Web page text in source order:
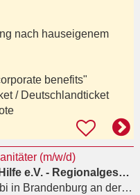
nach hauseigenem
benefits"
/ Deutschlandticket
(m/w/d)
Johanniter-Unfall-Hilfe e.V. - Regionalgeschäftsstelle Berlin
in Brandenburg an der Havel